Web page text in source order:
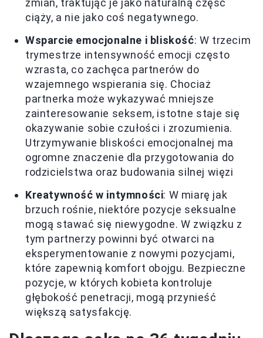
ciąży, a nie jako coś negatywnego.
Wsparcie emocjonalne i bliskość: W trzecim
trymestrze intensywność emocji często
wzrasta, co zachęca partnerów do
wzajemnego wspierania się. Chociaż
partnerka może wykazywać mniejsze
zainteresowanie seksem, istotne staje się
okazywanie sobie czułości i zrozumienia.
Utrzymywanie bliskości emocjonalnej ma
ogromne znaczenie dla przygotowania do
rodzicielstwa oraz budowania silnej więzi
Kreatywność w intymności: W miarę jak
brzuch rośnie, niektóre pozycje seksualne
mogą stawać się niewygodne. W związku z
tym partnerzy powinni być otwarci na
eksperymentowanie z nowymi pozycjami,
które zapewnią komfort obojgu. Bezpieczne
pozycje, w których kobieta kontroluje
głębokość penetracji, mogą przynieść
większą satysfakcję.